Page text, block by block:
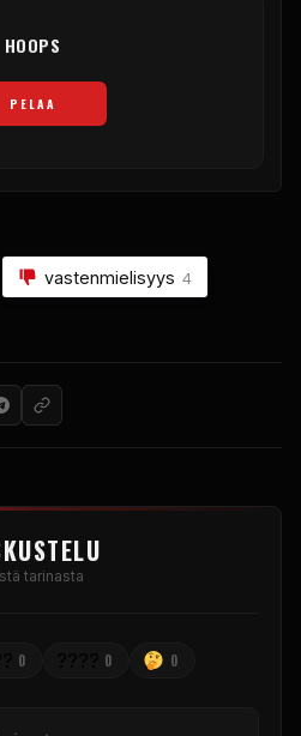
HOOPS
PELAA
vastenmielisyys 4
tarinasta
0 0 0